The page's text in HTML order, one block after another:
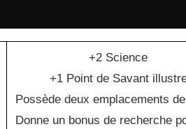
+2 Science
+1 Point de Savant
Possède deux emplacements
Donne un bonus de recherche